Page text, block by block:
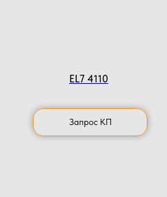
EL7 4110
Запрос КП